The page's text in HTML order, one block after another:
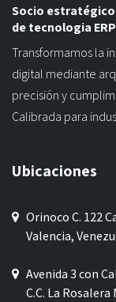
Socio
de tecnologia
Transformamos la
digital mediante
precisión y
Calibrada para
Ubicaciones
Orinoco C. 122
Valencia,
Avenida 3 con
C.C. La Rosalera